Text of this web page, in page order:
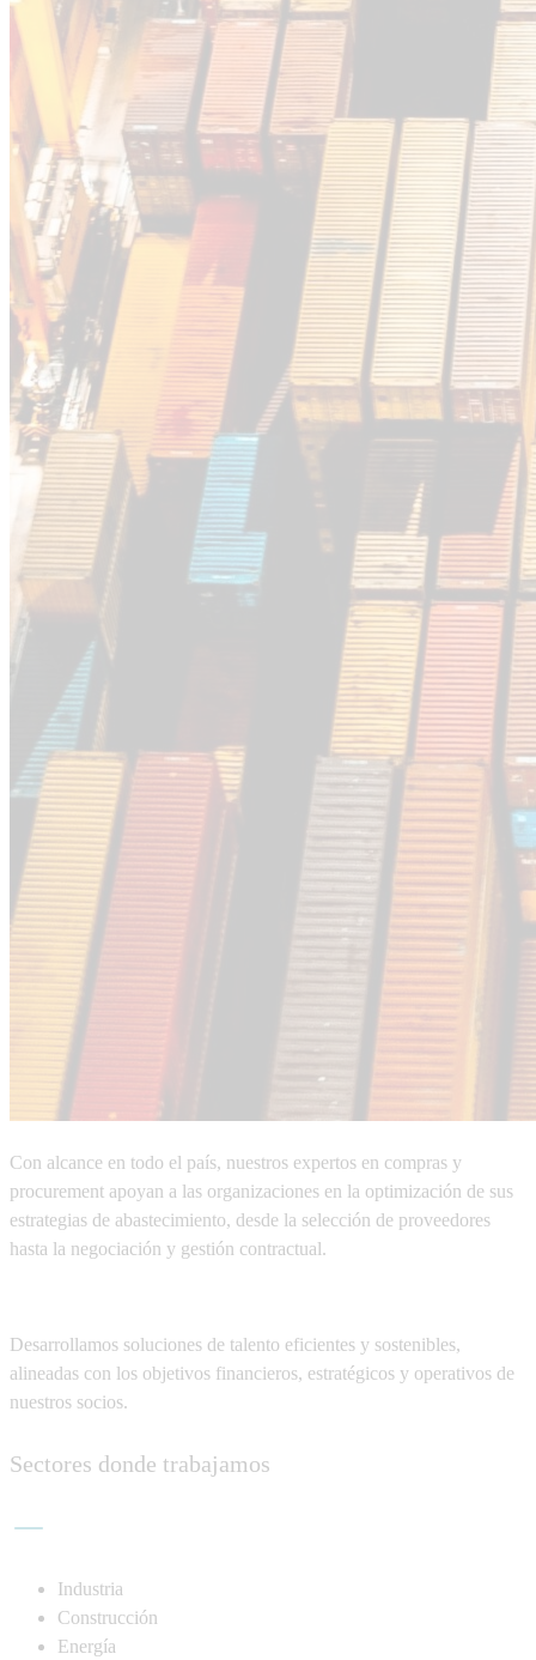
Con alcance en todo el país, nuestros expertos en compras y
procurement apoyan a las organizaciones en la optimización de sus
estrategias de abastecimiento, desde la selección de proveedores
hasta la negociación y gestión contractual.
Desarrollamos soluciones de talento eficientes y sostenibles,
alineadas con los objetivos financieros, estratégicos y operativos de
nuestros socios.
Sectores donde trabajamos
Industria
Construcción
Energía